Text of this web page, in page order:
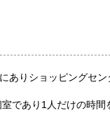
ありショッピングセ
室であり1人だけの時